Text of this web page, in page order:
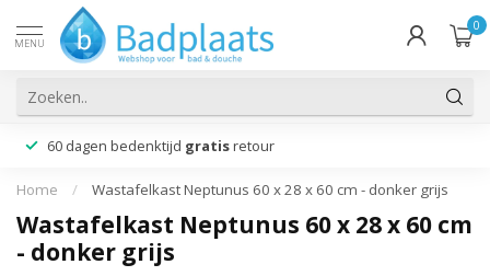
MENU
0
60 dagen bedenktijd gratis retour
Home / Wastafelkast Neptunus 60 x 28 x 60 cm - donker grijs
Wastafelkast Neptunus 60 x 28 x 60 cm
- donker grijs